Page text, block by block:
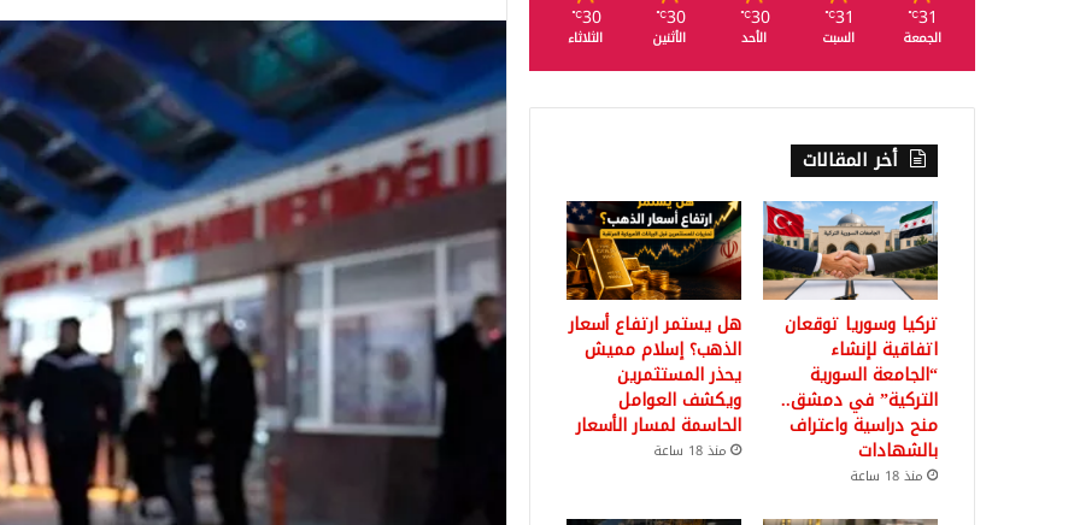
31
℃
الجمعة
31
℃
السبت
30
℃
الأحد
30
℃
الأثنين
30
℃
الثلاثاء
أخر المقالات
تركيا وسوريا توقعان
اتفاقية لإنشاء
“الجامعة السورية
التركية” في دمشق..
منح دراسية واعتراف
بالشهادات
منذ 18 ساعة
هل يستمر ارتفاع أسعار
الذهب؟ إسلام مميش
يحذر المستثمرين
ويكشف العوامل
الحاسمة لمسار الأسعار
منذ 18 ساعة